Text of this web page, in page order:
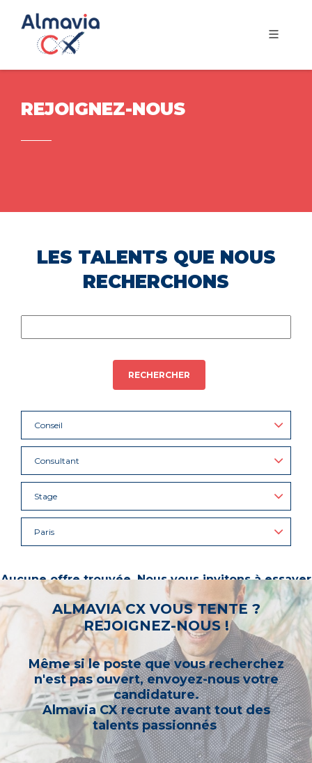
REJOIGNEZ-NOUS
LES TALENTS QUE NOUS
RECHERCHONS
RECHERCHER
Conseil
Consultant
Stage
Paris
Aucune offre trouvée. Nous vous invitons à essayer
d’autres mots-clés ou à sélectionner un « métier ».
ALMAVIA CX VOUS TENTE ?
REJOIGNEZ-NOUS !
Même si le poste que vous recherchez
n'est pas ouvert, envoyez-nous votre
candidature.
Almavia CX recrute avant tout des
talents passionnés